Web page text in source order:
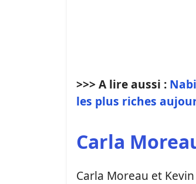
>>> A lire aussi :
les plus riches
Carla
Carla Moreau et